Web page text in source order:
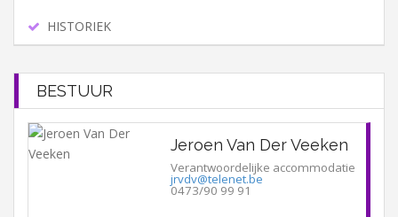
HISTORIEK
BESTUUR
Jeroen Van Der Veeken
Verantwoordelijke accommodatie
jrvdv@telenet.be
0473/90 99 91